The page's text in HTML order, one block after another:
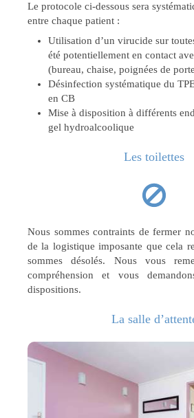
Le protocole ci-dessous sera
entre chaque patient :
Utilisation d’un virucide sur
été potentiellement en contact
(bureau, chaise, poignées de
Désinfection systématique du
en CB
Mise à disposition à différents
gel hydroalcoolique
Les toilettes
Nous sommes contraints de fermer
de la logistique imposante que cela
sommes désolés. Nous vous
compréhension et vous
dispositions.
La salle